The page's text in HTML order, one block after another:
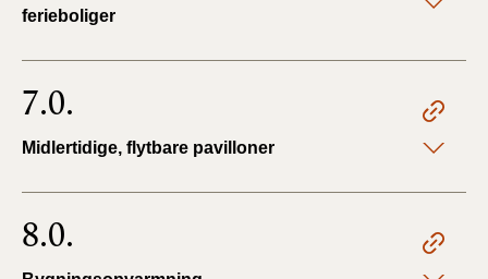
ferieboliger
7.0.
Midlertidige, flytbare pavilloner
8.0.